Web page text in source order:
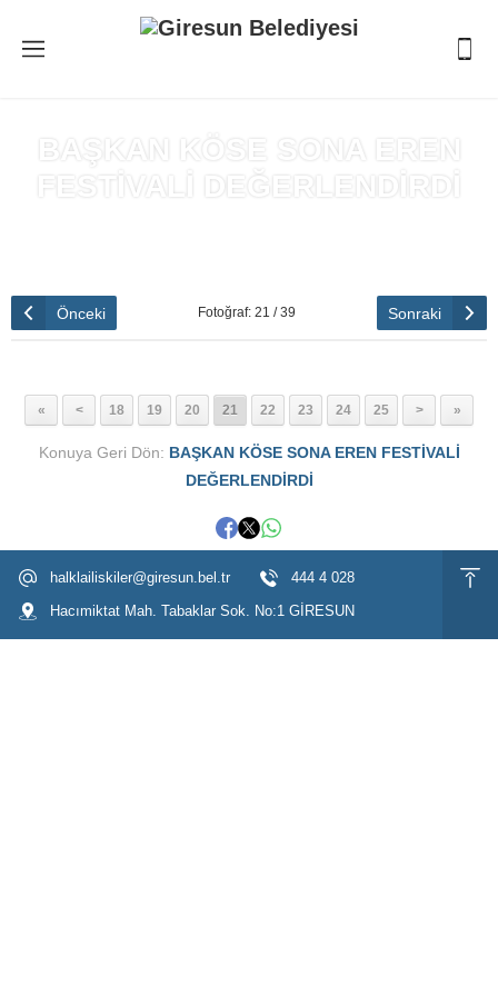
BAŞKAN KÖSE SONA EREN
FESTİVALİ DEĞERLENDİRDİ
Önceki Fotoğraf: 21 / 39 Sonraki
« < 18 19 20 21 22 23 24 25 > »
Konuya Geri Dön: BAŞKAN KÖSE SONA EREN FESTİVALİ
DEĞERLENDİRDİ
halklailiskiler@giresun.bel.tr
444 4 028
Hacımiktat Mah. Tabaklar Sok. No:1 GİRESUN